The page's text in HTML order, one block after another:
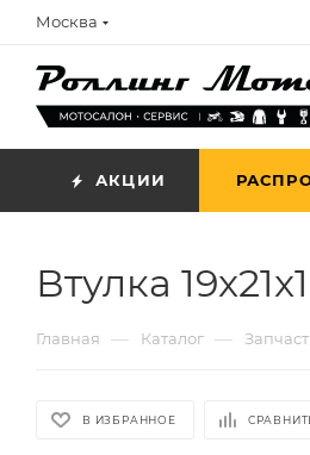
Москва
АКЦИИ
Втулка
Главная — Каталог —
В ИЗБРАННОЕ